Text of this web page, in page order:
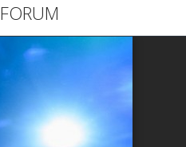
FORUM